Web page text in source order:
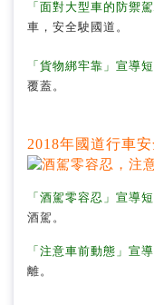
「面對大型車的防禦
車 ，安全駛國道。
「貨物綁牢靠」宣導
覆蓋。
2018年國道行車
「酒駕零容忍」宣導
酒駕。
「注意車前動態 」宣
離。